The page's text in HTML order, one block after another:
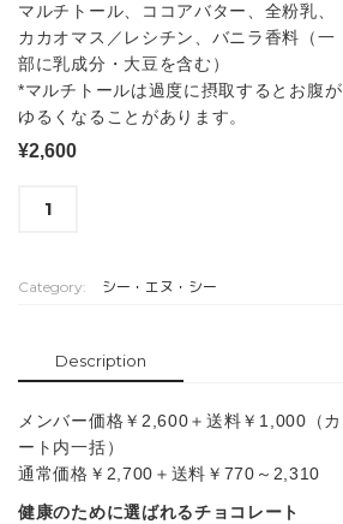
マルチトール、ココアバター、全粉乳、
カカオマス／レシチン、バニラ香料（一
部に乳成分・大豆を含む）
*マルチトールは過度に摂取するとお腹が
ゆるくなることがあります。
¥2,600
ル
（Gi36）
quantity
Category: シー・エヌ・シー
Description
メンバー価格￥2,600＋送料￥1,000（カ
ート内一括）
通常価格￥2,700＋送料￥770～2,310
健康のために選ばれるチョコレート